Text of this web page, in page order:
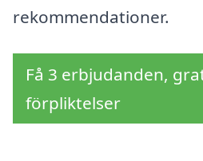
rekommendationer.
Få 3 erbjudanden,
förpliktelser